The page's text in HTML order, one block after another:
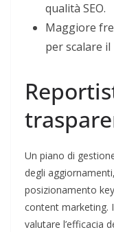
qualità SEO.
Maggiore
per scalare
Un piano di
degli
posizionamento
content marketing.
valutare l’efficacia